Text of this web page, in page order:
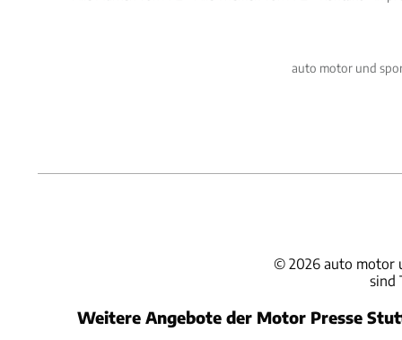
auto motor und
© 2026 auto motor
sind
Weitere Angebote der Motor Presse